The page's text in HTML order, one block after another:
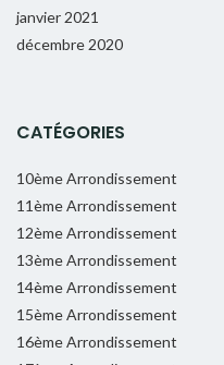
janvier 2021
décembre 2020
CATÉGORIES
10ème Arrondissement
11ème Arrondissement
12ème Arrondissement
13ème Arrondissement
14ème Arrondissement
15ème Arrondissement
16ème Arrondissement